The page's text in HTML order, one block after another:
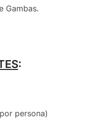
Gambas.
:
persona)